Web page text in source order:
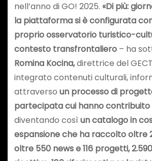
nell’anno di GO! 2025. «Di più:
la piattaforma si è configurata
proprio osservatorio turistico-
contesto transfrontaliero – ha
Romina Kocina,direttrice del
integrato contenuti culturali,
attraverso un processo di
partecipata cui hanno contribuito
diventando così un catalogo in
espansione che ha raccolto oltre
oltre 550 news e 116 progetti,